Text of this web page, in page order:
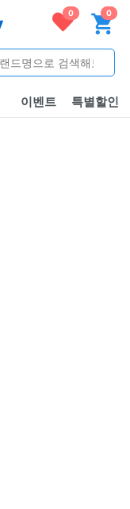
0 0
이벤트 특별할인